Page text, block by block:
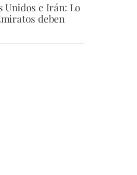
Unidos e Irán: Lo
deben